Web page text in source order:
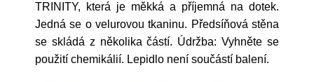
TRINITY, která je měkká a příjemná na dotek.
Jedná se o velurovou tkaninu. Předsíňová stěna
se skládá z několika částí. Údržba: Vyhněte se
použití chemikálií. Lepidlo není součástí balení.